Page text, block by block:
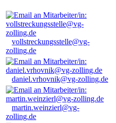
vollstreckungsstelle@vg-
zolling.de
daniel.vrhovnik@vg-zolling.de
martin.weinzierl@vg-
zolling.de